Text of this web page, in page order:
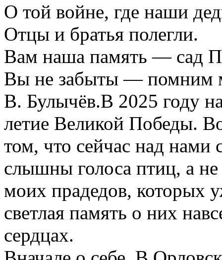
О той войне, где наши
Отцы и братья полегли.
Вам наша память — сад
Вы не забыты — помним
В. Булычёв.В 2025 году
летие Великой Победы.
том, что сейчас над нами
слышны голоса птиц, а не
моих прадедов, которых
светлая память о них
сердцах.